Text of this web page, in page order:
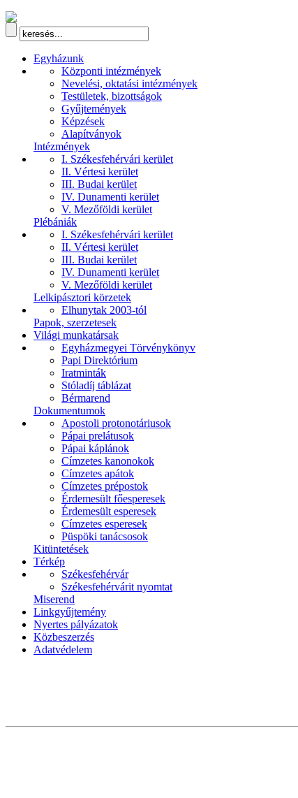
Egyházunk
Központi intézmények
Nevelési, oktatási intézmények
Testületek, bizottságok
Gyűjtemények
Képzések
Alapítványok
Intézmények
I. Székesfehérvári kerület
II. Vértesi kerület
III. Budai kerület
IV. Dunamenti kerület
V. Mezőföldi kerület
Plébániák
I. Székesfehérvári kerület
II. Vértesi kerület
III. Budai kerület
IV. Dunamenti kerület
V. Mezőföldi kerület
Lelkipásztori körzetek
Elhunytak 2003-tól
Papok, szerzetesek
Világi munkatársak
Egyházmegyei Törvénykönyv
Papi Direktórium
Iratminták
Stóladíj táblázat
Bérmarend
Dokumentumok
Apostoli protonotáriusok
Pápai prelátusok
Pápai káplánok
Címzetes kanonokok
Címzetes apátok
Címzetes prépostok
Érdemesült főesperesek
Érdemesült esperesek
Címzetes esperesek
Püspöki tanácsosok
Kitüntetések
Térkép
Székesfehérvár
Székesfehérvárit nyomtat
Miserend
Linkgyűjtemény
Nyertes pályázatok
Közbeszerzés
Adatvédelem